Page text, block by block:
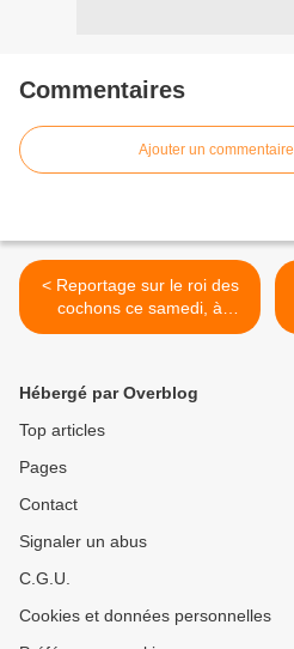
Commentaires
Ajouter un commentaire
< Reportage sur le roi des
cochons ce samedi, à
13h15 sur France 2.
Hébergé par Overblog
Top articles
Pages
Contact
Signaler un abus
C.G.U.
Cookies et données personnelles